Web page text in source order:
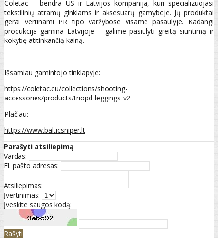
Coletac – bendra US ir Latvijos kompanija, kuri specializuojasi
tekstilinių atramų ginklams ir aksesuarų gamyboje. Jų produktai
gerai vertinami PR tipo varžybose visame pasaulyje. Kadangi
produkcija gamina Latvijoje – galime pasiūlyti greitą siuntimą ir
kokybę atitinkančią kainą.
Išsamiau gamintojo tinklapyje:
https://coletac.eu/collections/shooting-
accessories/products/triopd-leggings-v2
Plačiau:
https://www.balticsniper.lt
Parašyti atsiliepimą
Vardas:
El. pašto adresas:
Atsiliepimas:
Įvertinimas:
Įveskite saugos kodą:
Rašyti